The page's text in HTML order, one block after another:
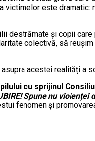
victimelor este
destrămate și copii
colectivă, să
asupra acestei realități a
cu sprijinul
Spune nu violenței
fenomen și